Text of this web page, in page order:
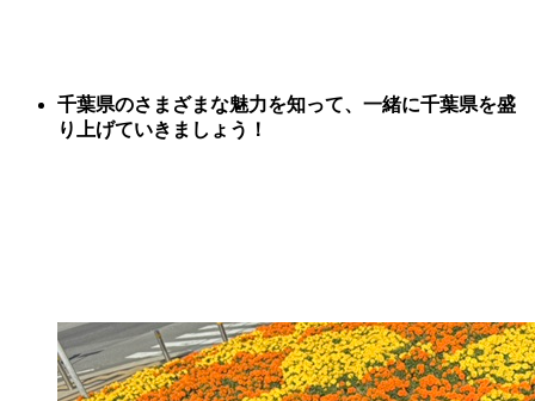
千葉県のさまざまな魅力を知って、一緒に千葉県を盛
り上げていきましょう！